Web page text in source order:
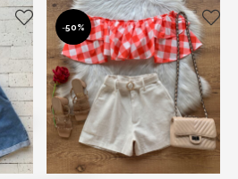
-50%